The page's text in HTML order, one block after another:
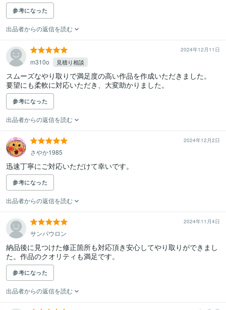
参考になった
出品者からの返信を読む
2024年12月11日
m310o 見積り相談
スムーズなやり取りで満足度の高い作品を作成いただきました。
要望にも柔軟に対応いただき、大変助かりました。
参考になった
出品者からの返信を読む
2024年12月2日
さやか1985
迅速丁寧にご対応いただけて幸いです。
参考になった
出品者からの返信を読む
2024年11月4日
サンパウロン
納品後に見つけた修正箇所も対応頂き安心してやり取りができまし
た。作品のクオリティも満足です。
参考になった
出品者からの返信を読む